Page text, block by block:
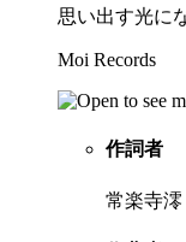
思い出す光に
Moi Records
作詞者
常楽寺澪